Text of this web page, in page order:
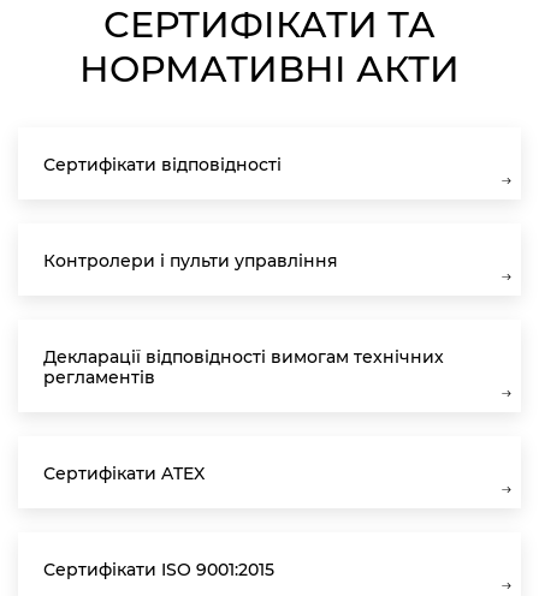
СЕРТИФІКАТИ ТА
НОРМАТИВНІ АКТИ
Сертифікати відповідності
Контролери і пульти управління
Декларації відповідності вимогам технічних
регламентів
Сертифікати ATEX
Сертифікати ISO 9001:2015